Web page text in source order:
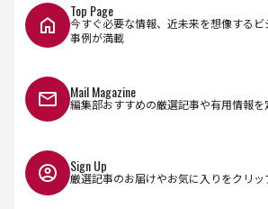
Top Page
今すぐ必要な情報、近未来を想像する
事例が満載
Mail Magazine
編集部おすすめの厳選記事や有用情報を
Sign Up
厳選記事のお届けやお気に入りをクリ